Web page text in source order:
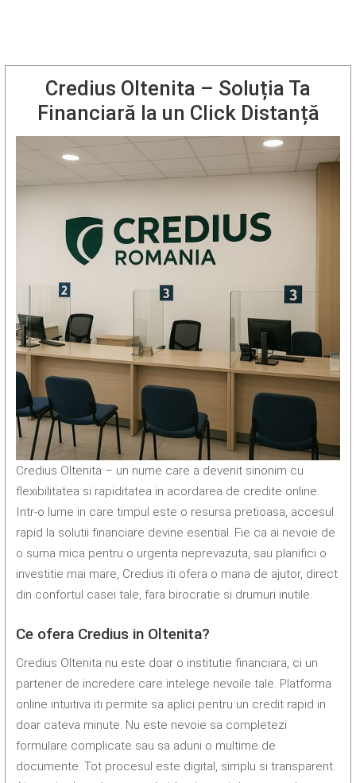
Credius Oltenita – Soluția Ta
Financiară la un Click Distanță
Credius Oltenita – un nume care a devenit sinonim cu
flexibilitatea si rapiditatea in acordarea de credite online.
Intr-o lume in care timpul este o resursa pretioasa, accesul
rapid la solutii financiare devine esential. Fie ca ai nevoie de
o suma mica pentru o urgenta neprevazuta, sau planifici o
investitie mai mare, Credius iti ofera o mana de ajutor, direct
din confortul casei tale, fara birocratie si drumuri inutile.
Ce ofera Credius in Oltenita?
Credius Oltenita nu este doar o institutie financiara, ci un
partener de incredere care intelege nevoile tale. Platforma
online intuitiva iti permite sa aplici pentru un credit rapid in
doar cateva minute. Nu este nevoie sa completezi
formulare complicate sau sa aduni o multime de
documente. Tot procesul este digital, simplu si transparent.